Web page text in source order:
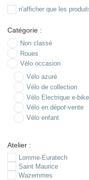
n'afficher que les
Catégorie :
Non classé
Roues
Vélo occasion
Vélo azuré
Vélo de collection
Vélo Electrique e-bike
Vélo en dépot-vente
Vélo enfant
Atelier :
Lomme-Euratech
Saint Maurice
Wazemmes